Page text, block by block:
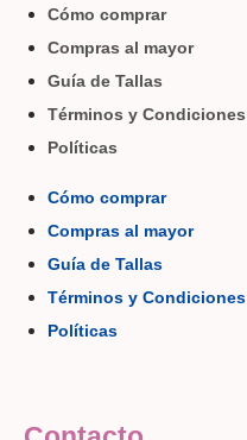
Cómo comprar
Compras al mayor
Guía de Tallas
Términos y Condiciones
Políticas
Cómo comprar
Compras al mayor
Guía de Tallas
Términos y Condiciones
Políticas